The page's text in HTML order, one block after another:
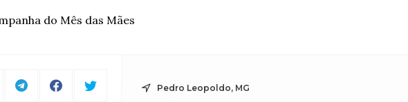
do Mês das Mães
Pedro Leopoldo, MG